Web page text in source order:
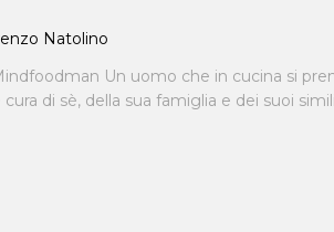
Natolino
Un uomo che in cucina si
di sè, della sua famiglia e dei suoi